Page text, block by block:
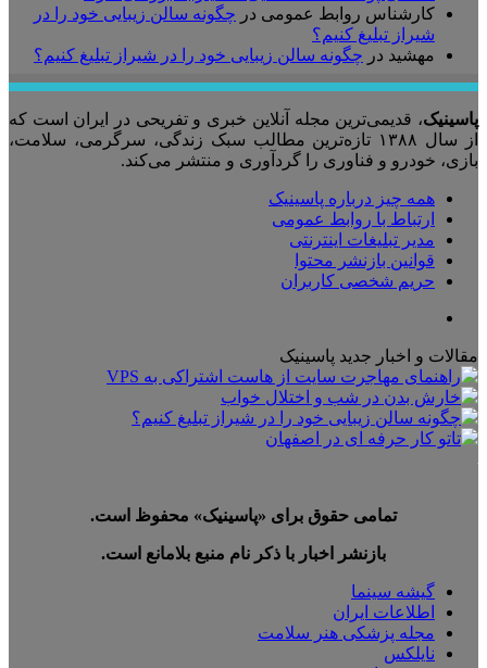
کارشناس روابط عمومی در چگونه سالن زیبایی خود را در
شیراز تبلیغ کنیم؟
مهشید در چگونه سالن زیبایی خود را در شیراز تبلیغ کنیم؟
پاسینیک، قدیمی‌ترین مجله آنلاین خبری و تفریحی در ایران است که
از سال ۱۳۸۸ تازه‌ترین مطالب سبک زندگی، سرگرمی، سلامت،
بازی، خودرو و فناوری را گردآوری و منتشر می‌کند.
همه چیز درباره پاسینیک
ارتباط با روابط عمومی
مدیر تبلیغات اینترنتی
قوانین بازنشر محتوا
حریم شخصی کاربران
مقالات و اخبار جدید پاسینیک
تمامی حقوق برای «پاسینیک» محفوظ است.
بازنشر اخبار با ذکر نام منبع بلامانع است.
گیشه سینما
اطلاعات ایران
مجله پزشکی هنر سلامت
نایلکس